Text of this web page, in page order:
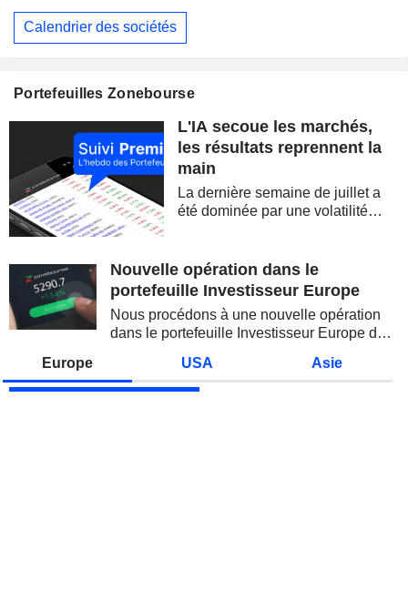
Calendrier des sociétés
Portefeuilles Zonebourse
L'IA secoue les marchés,
les résultats reprennent la
main
La dernière semaine de juillet a
été dominée par une volatilité
semi-conducteurs. Les
inquiétudes sur la soutenabilité
Nouvelle opération dans le
portefeuille Investisseur Europe
Nous procédons à une nouvelle opération
dans le portefeuille Investisseur Europe de
Europe USA Asie